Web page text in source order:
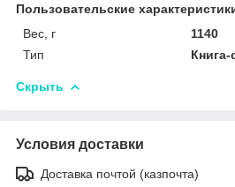
Пользовательские
Вес, г
1140
Тип
Скрыть
Условия доставки
Доставка почтой (казпочта)